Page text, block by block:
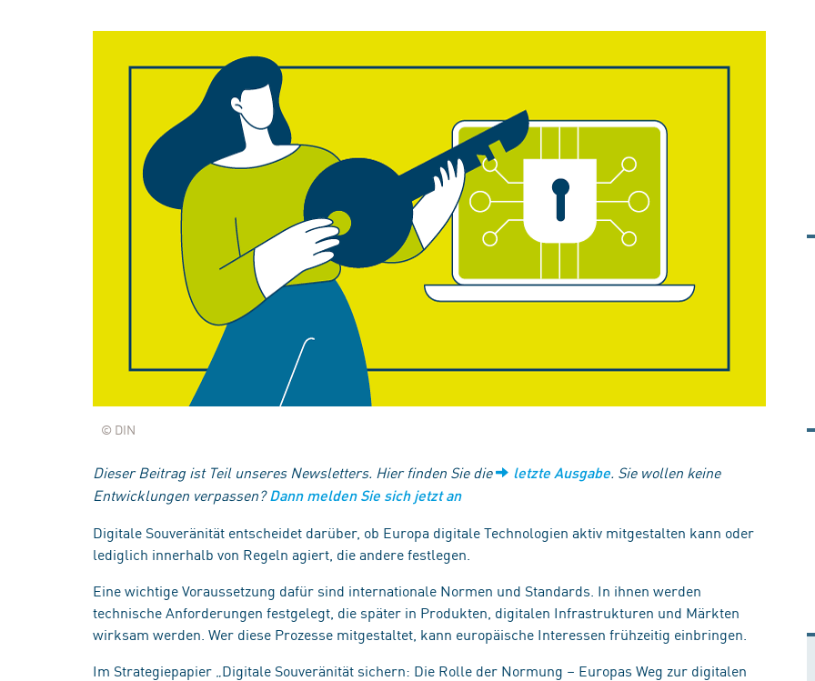
© DIN
Dieser Beitrag ist Teil unseres Newsletters. Hier finden Sie die letzte Ausgabe. Sie wollen keine
Entwicklungen verpassen?Dann melden Sie sich jetzt an
Digitale Souveränität entscheidet darüber, ob Europa digitale Technologien aktiv mitgestalten kann oder
lediglich innerhalb von Regeln agiert, die andere festlegen.
Eine wichtige Voraussetzung dafür sind internationale Normen und Standards. In ihnen werden
technische Anforderungen festgelegt, die später in Produkten, digitalen Infrastrukturen und Märkten
wirksam werden. Wer diese Prozesse mitgestaltet, kann europäische Interessen frühzeitig einbringen.
Im Strategiepapier „Digitale Souveränität sichern: Die Rolle der Normung – Europas Weg zur digitalen